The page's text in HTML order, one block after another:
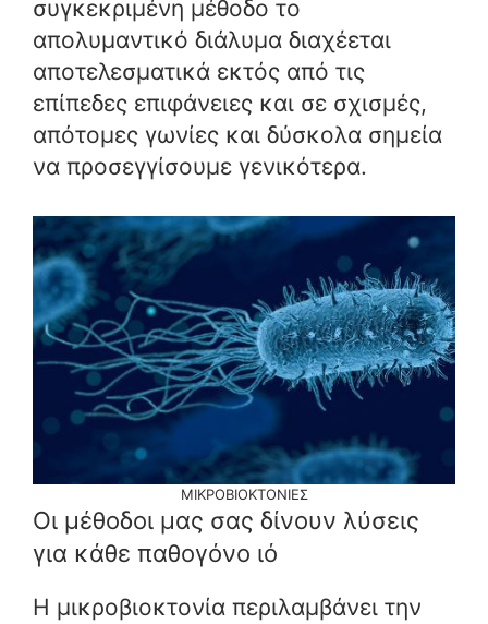
συγκεκριμένη μέθοδο το
απολυμαντικό διάλυμα διαχέεται
αποτελεσματικά εκτός από τις
επίπεδες επιφάνειες και σε σχισμές,
απότομες γωνίες και δύσκολα σημεία
να προσεγγίσουμε γενικότερα.
ΜΙΚΡΟΒΙΟΚΤΟΝΙΕΣ
Οι μέθοδοι μας σας δίνουν λύσεις
για κάθε παθογόνο ιό
Η μικροβιοκτονία περιλαμβάνει την